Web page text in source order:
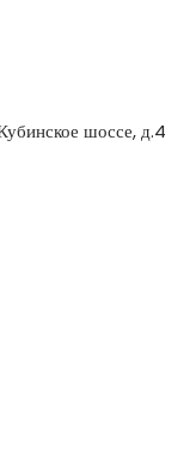
шоссе, д.4